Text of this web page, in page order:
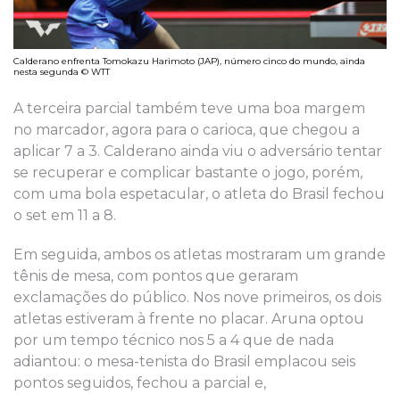
Calderano enfrenta Tomokazu Harimoto (JAP), número cinco do mundo, ainda
nesta segunda © WTT
A terceira parcial também teve uma boa margem
no marcador, agora para o carioca, que chegou a
aplicar 7 a 3. Calderano ainda viu o adversário tentar
se recuperar e complicar bastante o jogo, porém,
com uma bola espetacular, o atleta do Brasil fechou
o set em 11 a 8.
Em seguida, ambos os atletas mostraram um grande
tênis de mesa, com pontos que geraram
exclamações do público. Nos nove primeiros, os dois
atletas estiveram à frente no placar. Aruna optou
por um tempo técnico nos 5 a 4 que de nada
adiantou: o mesa-tenista do Brasil emplacou seis
pontos seguidos, fechou a parcial e,